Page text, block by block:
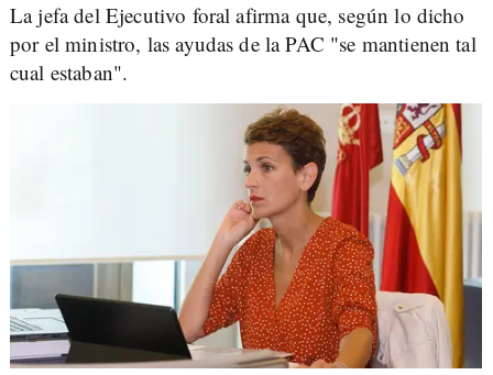
La jefa del Ejecutivo foral afirma que, según lo dicho
por el ministro, las ayudas de la PAC "se mantienen tal
cual estaban".